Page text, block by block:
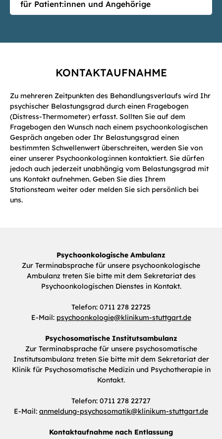
für Patient:innen und Angehörige
KONTAKTAUFNAHME
Zu mehreren Zeitpunkten des Behandlungsverlaufs wird Ihr
psychischer Belastungsgrad durch einen Fragebogen
(Distress-Thermometer) erfasst. Sollten Sie auf dem
Fragebogen den Wunsch nach einem psychoonkologischen
Gespräch angeben oder Ihr Belastungsgrad einen
bestimmten Schwellenwert überschreiten, werden Sie von
einer unserer Psychoonkolog:innen kontaktiert. Sie dürfen
jedoch auch jederzeit unabhängig vom Belastungsgrad mit
uns Kontakt aufnehmen. Geben Sie dies Ihrem
Stationsteam weiter oder melden Sie sich persönlich bei
uns.
Psychoonkologische Ambulanz
Zur Terminabsprache für unsere psychoonkologische
Ambulanz treten Sie bitte mit dem Sekretariat des
Psychoonkologischen Dienstes in Kontakt.
Telefon: 0711 278 22725
E-Mail: psychoonkologie@klinikum-stuttgart.de
Psychosomatische Institutsambulanz
Zur Terminabsprache für unsere psychosomatische
Institutsambulanz treten Sie bitte mit dem Sekretariat der
Klinik für Psychosomatische Medizin und Psychotherapie in
Kontakt.
Telefon: 0711 278 22727
E-Mail: anmeldung-psychosomatik@klinikum-stuttgart.de
Kontaktaufnahme nach Entlassung